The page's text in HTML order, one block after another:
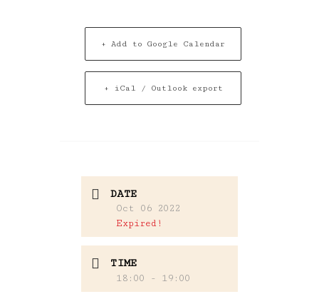
+ Add to Google Calendar
+ iCal / Outlook export
DATE
Oct 06 2022
Expired!
TIME
18:00 - 19:00